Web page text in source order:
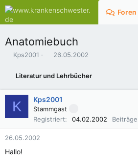
Foren
Anatomiebuch
E
e
Kps2001
E
s
t
e
l
l
26.05.2002
Literatur und Lehrbücher
K Kps2001
Stammgast
Registriert
04.02.2002 Beiträge
26.05.2002
Hallo!